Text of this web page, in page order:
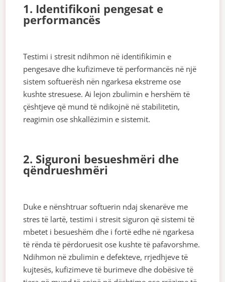
1. Identifikoni pengesat e
performancës
Testimi i stresit ndihmon në identifikimin e
pengesave dhe kufizimeve të performancës në një
sistem softuerësh nën ngarkesa ekstreme ose
kushte stresuese. Ai lejon zbulimin e hershëm të
çështjeve që mund të ndikojnë në stabilitetin,
reagimin ose shkallëzimin e sistemit.
2. Siguroni besueshmëri dhe
qëndrueshmëri
Duke e nënshtruar softuerin ndaj skenarëve me
stres të lartë, testimi i stresit siguron që sistemi të
mbetet i besueshëm dhe i fortë edhe në ngarkesa
të rënda të përdoruesit ose kushte të pafavorshme.
Ndihmon në zbulimin e defekteve, rrjedhjeve të
kujtesës, kufizimeve të burimeve dhe dobësive të